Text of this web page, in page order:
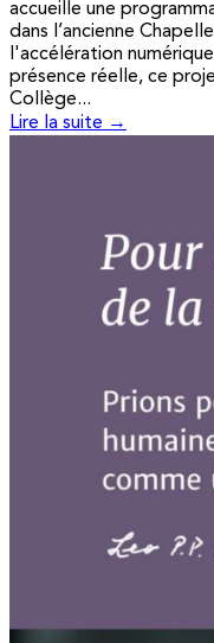
accueille une
dans l’ancienne
l'accélération
présence réelle, ce
Collège...
Lire la suite →